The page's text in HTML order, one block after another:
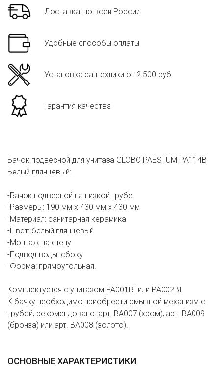
Доставка: по всей России
Удобные способы оплаты
Установка сантехники от 2 500 руб
Гарантия качества
Бачок подвесной для унитаза GLOBO PAESTUM PA114BI
Белый глянцевый:
-Бачок подвесной на низкой трубе
-Размеры: 190 мм х 430 мм х 430 мм
-Материал: санитарная керамика
-Цвет: белый глянцевый
-Монтаж на стену
-Подвод воды: сбоку
-Форма: прямоугольная.
Комплектуется с унитазом PA001BI или PA002BI.
К бачку необходимо приобрести смывной механизм с
трубой, рекомендовано: арт. BA007 (хром), арт. BA009
(бронза) или арт. BA008 (золото).
ОСНОВНЫЕ ХАРАКТЕРИСТИКИ